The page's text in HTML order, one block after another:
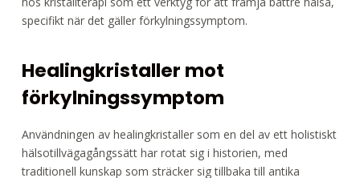
specifikt när det gäller förkylningssymptom.
Healingkristaller mot
förkylningssymptom
Användningen av healingkristaller som en del av ett holistiskt
hälsotillvägagångssätt har rotat sig i historien, med
traditionell kunskap som sträcker sig tillbaka till antika